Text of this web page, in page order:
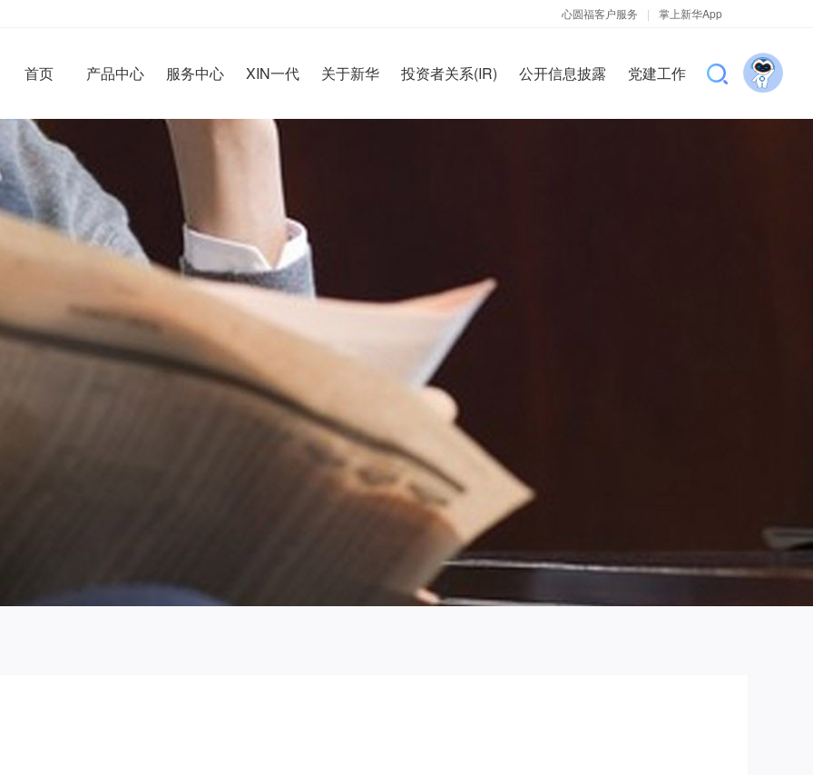
心圆福客户服务 | 掌上新华App
首页 产品中心 服务中心 XIN一代 关于新华 投资者关系(IR) 公开信息披露 党建工作